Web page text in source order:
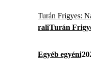
Turán Frigyes:
raliTurán
Egyéb egyéni